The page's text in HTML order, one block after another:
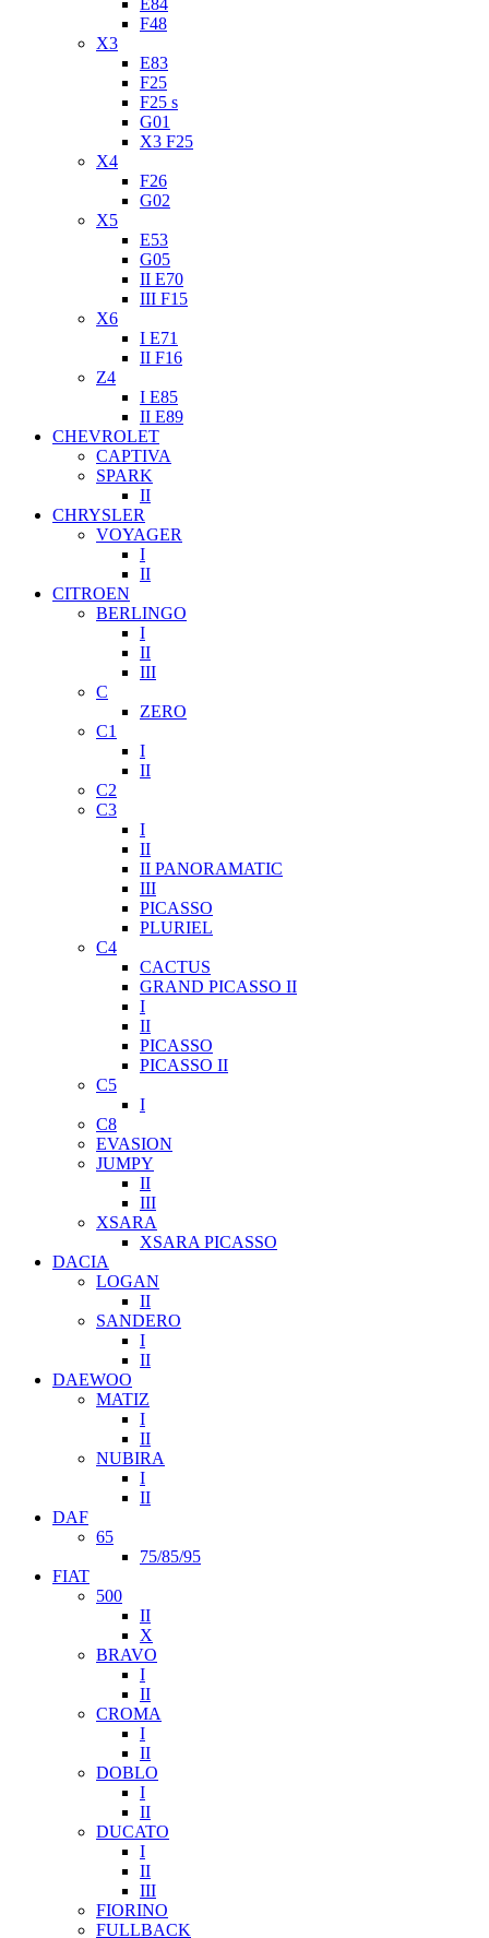
E84
F48
X3
E83
F25
F25 s
G01
X3 F25
X4
F26
G02
X5
E53
G05
II E70
III F15
X6
I E71
II F16
Z4
I E85
II E89
CHEVROLET
CAPTIVA
SPARK
II
CHRYSLER
VOYAGER
I
II
CITROEN
BERLINGO
I
II
III
C
ZERO
C1
I
II
C2
C3
I
II
II PANORAMATIC
III
PICASSO
PLURIEL
C4
CACTUS
GRAND PICASSO II
I
II
PICASSO
PICASSO II
C5
I
C8
EVASION
JUMPY
II
III
XSARA
XSARA PICASSO
DACIA
LOGAN
II
SANDERO
I
II
DAEWOO
MATIZ
I
II
NUBIRA
I
II
DAF
65
75/85/95
FIAT
500
II
X
BRAVO
I
II
CROMA
I
II
DOBLO
I
II
DUCATO
I
II
III
FIORINO
FULLBACK